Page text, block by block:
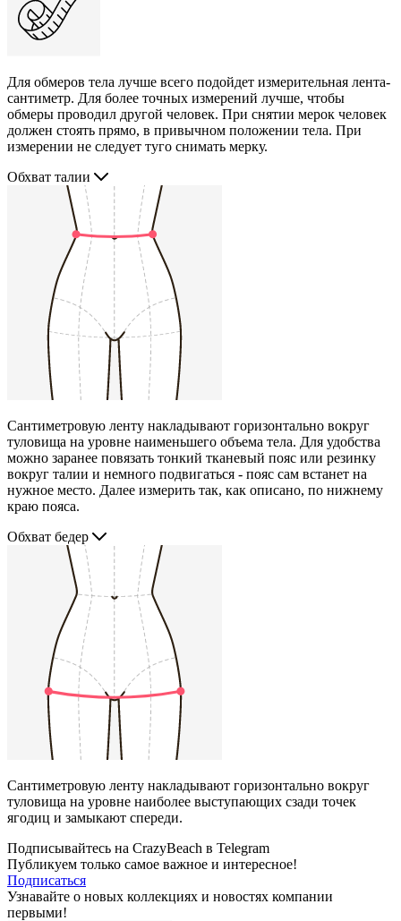
Для обмеров тела лучше всего подойдет измерительная лента-
сантиметр. Для более точных измерений лучше, чтобы
обмеры проводил другой человек. При снятии мерок человек
должен стоять прямо, в привычном положении тела. При
измерении не следует туго снимать мерку.
Обхват талии
Сантиметровую ленту накладывают горизонтально вокруг
туловища на уровне наименьшего объема тела. Для удобства
можно заранее повязать тонкий тканевый пояс или резинку
вокруг талии и немного подвигаться - пояс сам встанет на
нужное место. Далее измерить так, как описано, по нижнему
краю пояса.
Обхват бедер
Сантиметровую ленту накладывают горизонтально вокруг
туловища на уровне наиболее выступающих сзади точек
ягодиц и замыкают спереди.
Подписывайтесь на CrazyBeach в Telegram
Публикуем только самое важное и интересное!
Подписаться
Узнавайте о новых коллекциях и новостях компании
первыми!